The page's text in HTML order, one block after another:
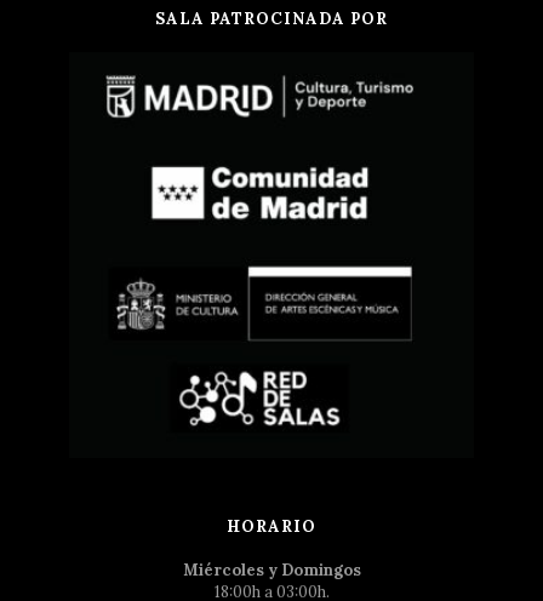
SALA PATROCINADA POR
HORARIO
Miércoles y Domingos
18:00h a 03:00h.